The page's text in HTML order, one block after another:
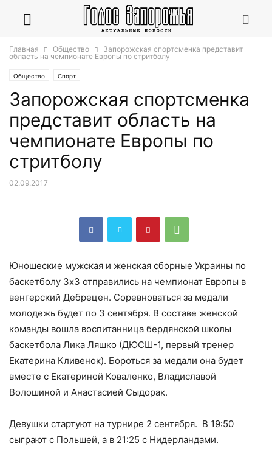
Главная Общество
Запорожская спортсменка представит
область на чемпионате Европы по стритболу
Общество Спорт
Запорожская спортсменка
представит область на
чемпионате Европы по
стритболу
02.09.2017
Юношеские мужская и женская сборные Украины по
баскетболу 3х3 отправились на чемпионат Европы в
венгерский Дебрецен. Соревноваться за медали
молодежь будет по 3 сентября. В составе женской
команды вошла воспитанница бердянской школы
баскетбола Лика Ляшко (ДЮСШ-1, первый тренер
Екатерина Кливенок). Бороться за медали она будет
вместе с Екатериной Коваленко, Владиславой
Волошиной и Анастасией Сыдорак.
Девушки стартуют на турнире 2 сентября. В 19:50
сыграют с Польшей, а в 21:25 с Нидерландами.